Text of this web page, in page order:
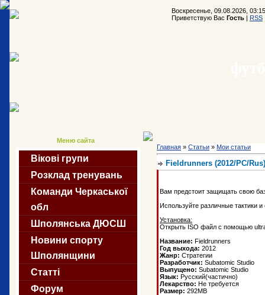
Воскресенье, 09.08.2026, 03:15
Приветствую Вас Гость | RSS
Меню сайта
Вікові групи
Розклад тренувань
Команди Черкаської
обл
Шполянська ДЮСШ
Новини спорту
Шполянщини
Статті
Форум
Главная » Статьи » Мои статьи
Fieldrunners (2012/PC/Rus)
Вам предстоит защищать свою
Используйте различные тактики
Установка:
Открыть ISO файл с помощью ultra
Название: Fieldrunners
Год выхода: 2012
Жанр: Стратегии
Разработчик: Subatomic Studio
Выпущено: Subatomic Studio
Язык: Русский(частично)
Лекарство: Не требуется
Размер: 292MB